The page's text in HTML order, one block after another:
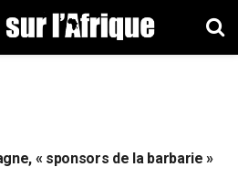
« sponsors de la barbarie »